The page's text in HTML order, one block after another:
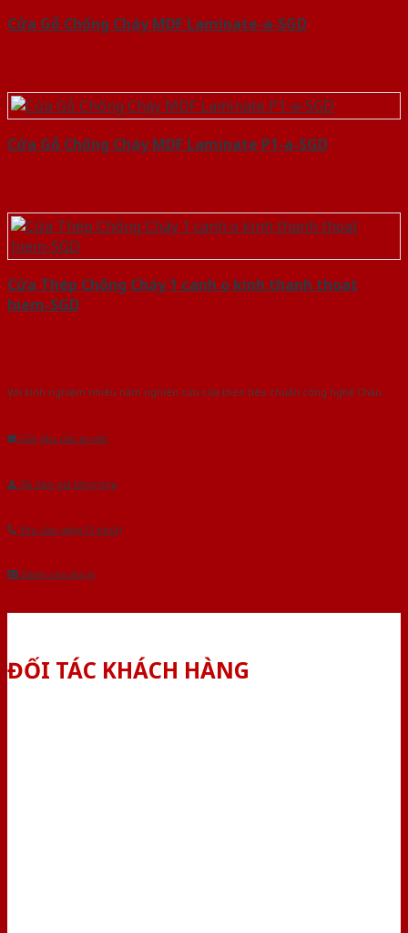
Cửa Gỗ Chống Cháy MDF Laminate-a-SGD
Cửa Gỗ Chống Cháy MDF Laminate P1-a-SGD
Cửa Thép Chống Cháy 1 canh o kinh thanh thoat
hiem-SGD
Với kinh nghiệm nhiêu năm nghiên cứu cửa theo tiêu chuẩn công nghệ Châu
Gửi yêu cầu tư vấn
Tải báo giá tổng hợp
Yêu cầu gọi lại (3 phút)
Dành cho đại lý
ĐỐI TÁC KHÁCH HÀNG